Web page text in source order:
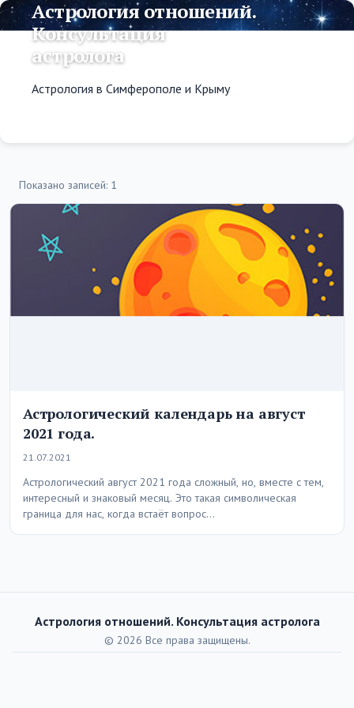
Астрология отношений.
Консультация
астролога
Астрология в Симферополе и Крыму
Показано записей: 1
Астрологический календарь на август
2021 года.
21.07.2021
Астрологический август 2021 года сложный, но, вместе с тем,
интересный и знаковый месяц. Это такая символическая
граница для нас, когда встаёт вопрос…
Астрология отношений. Консультация астролога
© 2026 Все права защищены.